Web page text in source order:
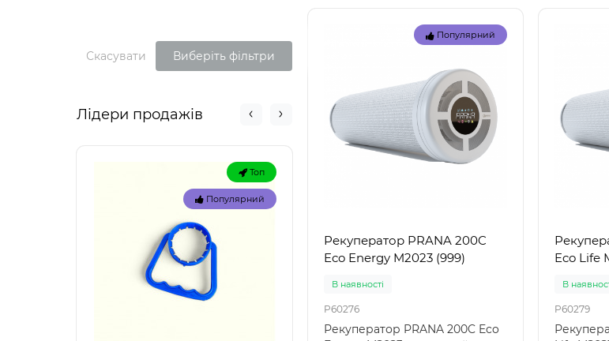
Скасувати Виберіть фільтри
Лідери продажів
Топ
Популярний
Популярний
Рекуператор PRANA 200C
Eco Energy M2023 (999)
В наявностi
P60276
Рекуператор PRANA 200C Eco
Eco Life
В
P60279